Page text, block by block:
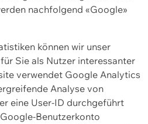
nachfolgend «Google»
können wir unser
Sie als Nutzer interessanter
verwendet Google Analytics
Analyse von
eine User-ID durchgeführt
Benutzerkonto